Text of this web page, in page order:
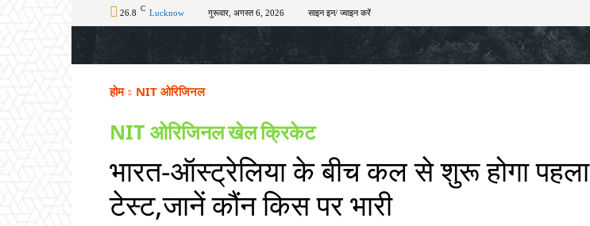
26.8 C Lucknow गुरूवार, अगस्त 6, 2026 साइन इन/ ज्वाइन करें
अपराध चुनाव खेल टेक – ऑटो राज्य मनोरंजन
होम NIT ओरिजिनल
NIT ओरिजिनलखेलक्रिकेट
भारत-ऑस्ट्रेलिया के बीच कल से शुरू होगा पहला
टेस्ट,जानें कौंन किस पर भारी